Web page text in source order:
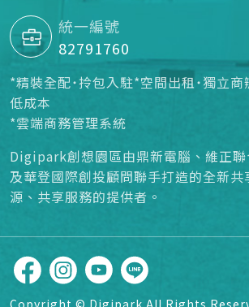
統一編號
82791760
*精裝全配˙拎包入駐*空間出租˙獨立商
低成本
*雲端商務管理系統
Digipark創想園區由鼎新電腦、維正
及華登國際創投顧問聯手打造的全新共
源、共享服務的提供者。